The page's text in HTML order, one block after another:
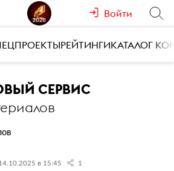
Войти
РЕЙТИНГИКАТАЛОГ
СЕРВИС
в 15:45 1